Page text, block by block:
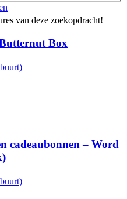
van deze zoekopdracht!
Box
cadeaubonnen – Word